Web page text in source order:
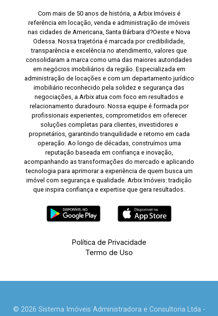
Com mais de 50 anos de história, a Arbix Imóveis é
referência em locação, venda e administração de imóveis
nas cidades de Americana, Santa Bárbara d?Oeste e Nova
Odessa. Nossa trajetória é marcada por credibilidade,
transparência e excelência no atendimento, valores que
consolidaram a marca como uma das maiores autoridades
em negócios imobiliários da região. Especializada em
administração de locações e com um departamento jurídico
imobiliário reconhecido pela solidez e segurança das
negociações, a Arbix atua com foco em resultados e
relacionamento duradouro. Nossa equipe é formada por
profissionais experientes, comprometidos em oferecer
soluções completas para clientes, investidores e
proprietários, garantindo tranquilidade e retorno em cada
operação. Ao longo de décadas, construímos uma
reputação baseada em confiança e inovação,
acompanhando as transformações do mercado e aplicando
tecnologia para aprimorar a experiência de quem busca um
imóvel com segurança e qualidade. Arbix Imóveis: tradição
que inspira confiança e expertise que gera resultados.
Política de Privacidade
Termo de Uso
© 2026 Sistema Imóveis Administradora e Consultoria Ltda -